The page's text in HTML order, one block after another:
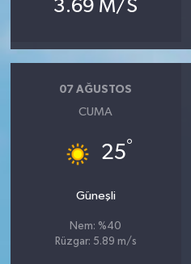
3.69 M/S
07 AĞUSTOS
CUMA
25°
Güneşli
Nem: %40
Rüzgar: 5.89 m/s